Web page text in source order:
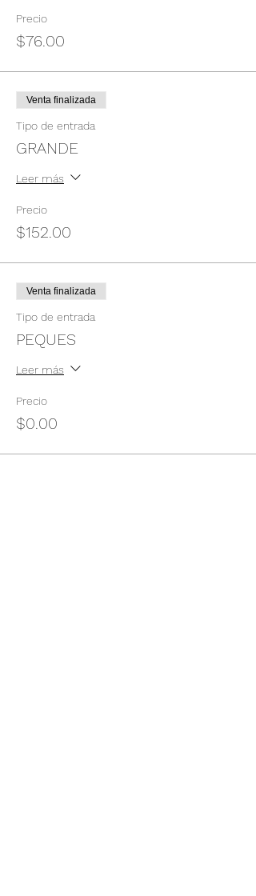
Precio
$76.00
Venta finalizada
Tipo de entrada
GRANDE
Leer más
Precio
$152.00
Venta finalizada
Tipo de entrada
PEQUES
Leer más
Precio
$0.00